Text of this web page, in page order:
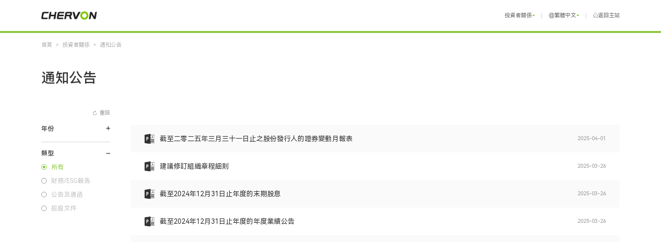
投資者關係 繁體中文 返回主站
首頁 > 投資者關係 > 通知公告
通知公告
重設
年份
類型
所有
財務/ESG報告
公告及通函
招股文件
截至二零二五年三月三十一日止之股份發行人的證券變動月報表 2025-04-01
建議修訂組織章程細則 2025-03-26
截至2024年12月31日止年度的末期股息 2025-03-26
截至2024年12月31日止年度的年度業績公告 2025-03-26